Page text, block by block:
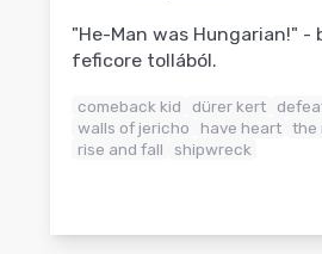
"He-Man was Hungarian!" -
feficore tollából.
comeback kid dürer kert
walls of jericho
have heart the
rise and fall
shipwreck